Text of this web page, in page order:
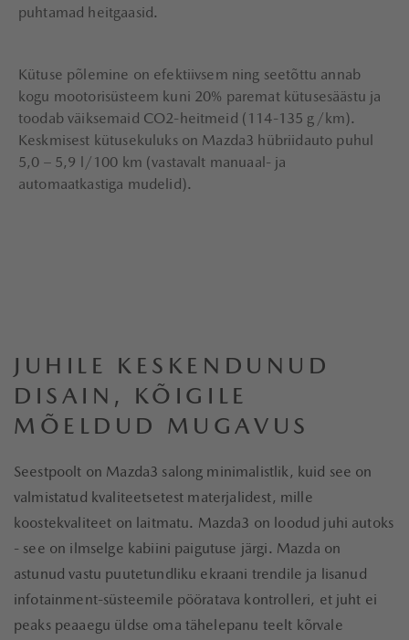
puhtamad heitgaasid.
Kütuse põlemine on efektiivsem ning seetõttu annab
kogu mootorisüsteem kuni 20% paremat kütusesäästu ja
toodab väiksemaid CO2-heitmeid (114-135 g/km).
Keskmisest kütusekuluks on Mazda3 hübriidauto puhul
5,0 – 5,9 l/100 km (vastavalt manuaal- ja
automaatkastiga mudelid).
JUHILE KESKENDUNUD
DISAIN, KÕIGILE
MÕELDUD MUGAVUS
Seestpoolt on Mazda3 salong minimalistlik, kuid see on
valmistatud kvaliteetsetest materjalidest, mille
koostekvaliteet on laitmatu. Mazda3 on loodud juhi autoks
- see on ilmselge kabiini paigutuse järgi. Mazda on
astunud vastu puutetundliku ekraani trendile ja lisanud
infotainment-süsteemile pööratava kontrolleri, et juht ei
peaks peaaegu üldse oma tähelepanu teelt kõrvale